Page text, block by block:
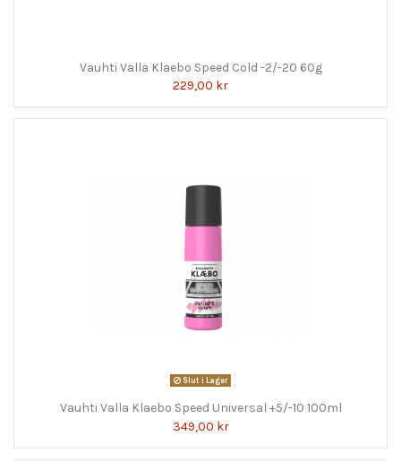
Vauhti Valla Klaebo Speed Cold -2/-20 60g
229,00 kr
Slut i Lager
Vauhti Valla Klaebo Speed Universal +5/-10 100ml
349,00 kr